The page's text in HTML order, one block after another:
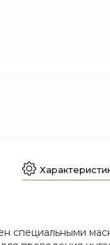
специальными